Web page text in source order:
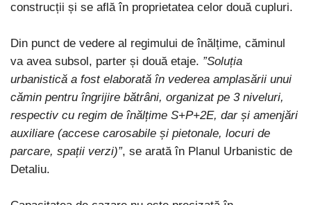
construcții și se află în proprietatea celor două cupluri.
Din punct de vedere al regimului de înălțime, căminul
va avea subsol, parter și două etaje. ”Soluția
urbanistică a fost elaborată în vederea amplasării unui
cămin pentru îngrijire bătrâni, organizat pe 3 niveluri,
respectiv cu regim de înălțime S+P+2E, dar și amenjări
auxiliare (accese carosabile și pietonale, locuri de
parcare, spații verzi)”, se arată în Planul Urbanistic de
Detaliu.